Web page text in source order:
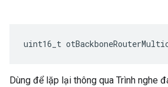
uint16_t
Dùng để lặp lại thông qua Trình nghe